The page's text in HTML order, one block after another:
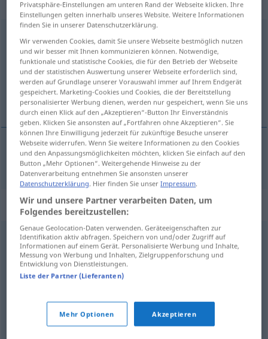
„bedienen“
bedienen
Übersicht aller Übersetzungen
(Für mehr Details die Übersetzung anklicken/antippen)
послуживати
послуживати (sichсе) bedienen
Synonyme für "bedienen"
zugreifen,zuschlagen,(sich) nehmen
(sich) bereichern (an)
klauen (ugs.),(etwas) organisieren (ugs.)
(jemanden)
bestehlen,stehlen (Hauptform),(einfach) mitnehmen
Privatsphäre-Einstellungen am unteren Rand der Webseite klicken. Ihre
Einstellungen gelten innerhalb unseres Website. Weitere Informationen
finden Sie in unserer Datenschutzerklärung.
Wir verwenden Cookies, damit Sie unsere Webseite bestmöglich nutzen
und wir besser mit Ihnen kommunizieren können. Notwendige,
funktionale und statistische Cookies, die für den Betrieb der Webseite
und der statistischen Auswertung unserer Webseite erforderlich sind,
werden auf Grundlage unserer Vorauswahl immer auf Ihrem Endgerät
gespeichert. Marketing-Cookies und Cookies, die der Bereitstellung
personalisierter Werbung dienen, werden nur gespeichert, wenn Sie uns
durch einen Klick auf den „Akzeptieren“-Button Ihr Einverständnis
geben. Klicken Sie ansonsten auf „Fortfahren ohne Akzeptieren“. Sie
können Ihre Einwilligung jederzeit für zukünftige Besuche unserer
Webseite widerrufen. Wenn Sie weitere Informationen zu den Cookies
und den Anpassungsmöglichkeiten möchten, klicken Sie einfach auf den
Button „Mehr Optionen“. Weitergehende Hinweise zu der
Datenverarbeitung entnehmen Sie ansonsten unserer
Datenschutzerklärung. Hier finden Sie unserImpressum.
Wir und unsere Partner verarbeiten Daten, um
Folgendes bereitzustellen:
Genaue Geolocation-Daten verwenden. Geräteeigenschaften zur
Identifikation aktiv abfragen. Speichern von und/oder Zugriff auf
Informationen auf einem Gerät. Personalisierte Werbung und Inhalte,
Messung von Werbung und Inhalten, Zielgruppenforschung und
Entwicklung von Dienstleistungen.
Liste der Partner (Lieferanten)
Mehr Optionen Akzeptieren